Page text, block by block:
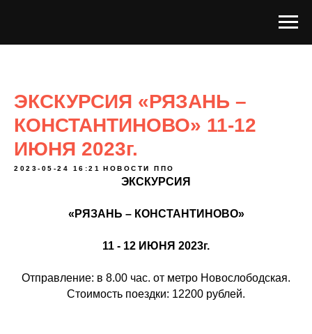
ЭКСКУРСИЯ «РЯЗАНЬ –
КОНСТАНТИНОВО» 11-12
ИЮНЯ 2023г.
2023-05-24 16:21 НОВОСТИ ППО
ЭКСКУРСИЯ
«РЯЗАНЬ – КОНСТАНТИНОВО»
11 - 12 ИЮНЯ 2023г.
Отправление: в 8.00 час. от метро Новослободская.
Стоимость поездки: 12200 рублей.